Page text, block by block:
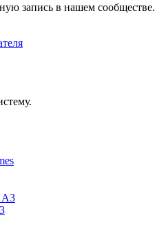
запись в нашем сообществе.
A3